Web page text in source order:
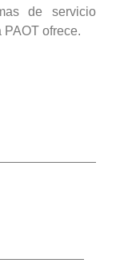
de servicio
ofrece.